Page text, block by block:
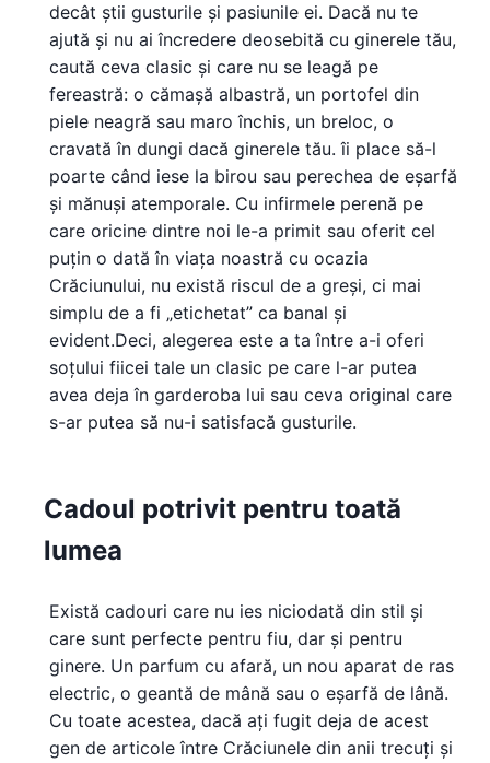
decât știi gusturile și pasiunile ei. Dacă nu te
ajută și nu ai încredere deosebită cu ginerele tău,
caută ceva clasic și care nu se leagă pe
fereastră: o cămașă albastră, un portofel din
piele neagră sau maro închis, un breloc, o
cravată în dungi dacă ginerele tău. îi place să-l
poarte când iese la birou sau perechea de eșarfă
și mănuși atemporale. Cu infirmele perenă pe
care oricine dintre noi le-a primit sau oferit cel
puțin o dată în viața noastră cu ocazia
Crăciunului, nu există riscul de a greși, ci mai
simplu de a fi „etichetat” ca banal și
evident.Deci, alegerea este a ta între a-i oferi
soțului fiicei tale un clasic pe care l-ar putea
avea deja în garderoba lui sau ceva original care
s-ar putea să nu-i satisfacă gusturile.
Cadoul potrivit pentru toată
lumea
Există cadouri care nu ies niciodată din stil și
care sunt perfecte pentru fiu, dar și pentru
ginere. Un parfum cu afară, un nou aparat de ras
electric, o geantă de mână sau o eșarfă de lână.
Cu toate acestea, dacă ați fugit deja de acest
gen de articole între Crăciunele din anii trecuți și